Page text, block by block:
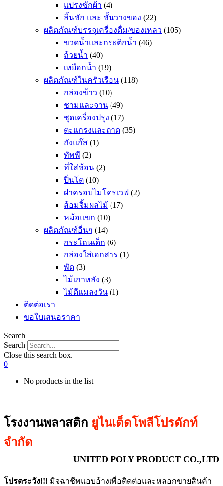
แปรงซักผ้า (4)
ลิ้นชัก และ ชั้นวางของ (22)
ผลิตภัณฑ์บรรจุเครื่องดื่ม/ของเหลว (105)
ขวดน้ำและกระติกน้ำ (46)
ถ้วยน้ำ (40)
เหยือกน้ำ (19)
ผลิตภัณฑ์ในครัวเรือน (118)
กล่องข้าว (10)
ชามและจาน (49)
ชุดเครื่องปรุง (17)
ตะแกรงและถาด (35)
ถังแก๊ส (1)
ทัพพี (2)
ที่ใส่ช้อน (2)
ปิ่นโต (10)
ฝาครอบไมโครเวฟ (2)
ส้อมจิ้มผลไม้ (17)
หม้อแขก (10)
ผลิตภัณฑ์อื่นๆ (14)
กระโถนเด็ก (6)
กล่องใส่เอกสาร (1)
พัด (3)
ไม้เกาหลัง (3)
ไม้ตีแมลงวัน (1)
ติดต่อเรา
ขอใบเสนอราคา
Search
Search
Close this search box.
0
No products in the list
โรงงานพลาสติก ยูไนเต็ดโพลีโปรดักท์
จำกัด
UNITED POLY PRODUCT CO.,LTD
โปรดระวัง!!! มิจฉาชีพแอบอ้างเพื่อติดต่อและหลอกขายสินค้า